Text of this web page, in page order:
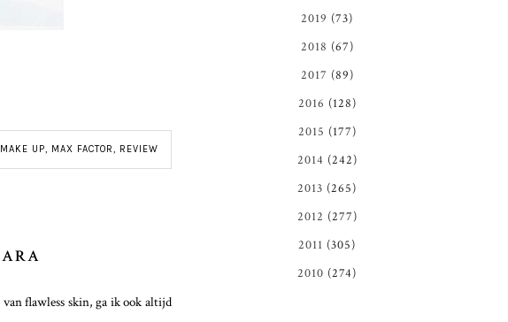
MAKE UP, MAX FACTOR, REVIEW
flawless skin, ga ik ook altijd
2019 (73)
2018 (67)
2017 (89)
2016 (128)
2015 (177)
2014 (242)
2013 (265)
2012 (277)
2011 (305)
2010 (274)